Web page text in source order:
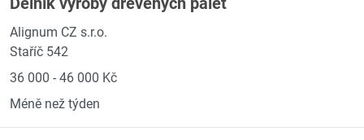
Alignum CZ s.r.o.
Staříč 542
36 000 - 46 000 Kč
Méně než týden